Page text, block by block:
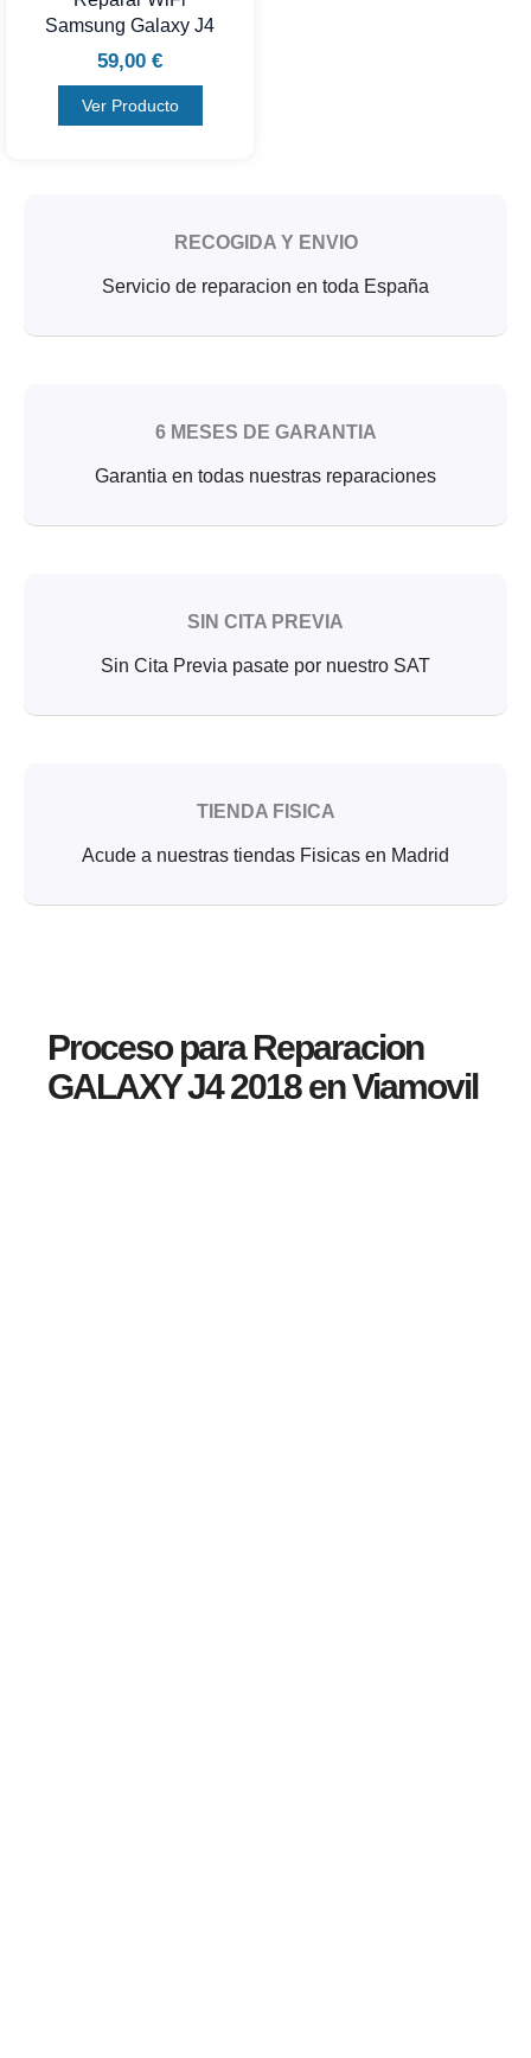
Samsung Galaxy J4
59,00 €
Ver Producto
RECOGIDA Y ENVIO
Servicio de reparacion en toda España
6 MESES DE GARANTIA
Garantia en todas nuestras reparaciones
SIN CITA PREVIA
Sin Cita Previa pasate por nuestro SAT
TIENDA FISICA
Acude a nuestras tiendas Fisicas en Madrid
Proceso para Reparacion
GALAXY J4 2018 en Viamovil